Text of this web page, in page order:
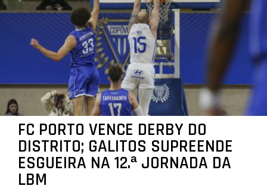
FC PORTO VENCE DERBY DO
DISTRITO; GALITOS SUPREENDE
ESGUEIRA NA 12.ª JORNADA DA
LBM